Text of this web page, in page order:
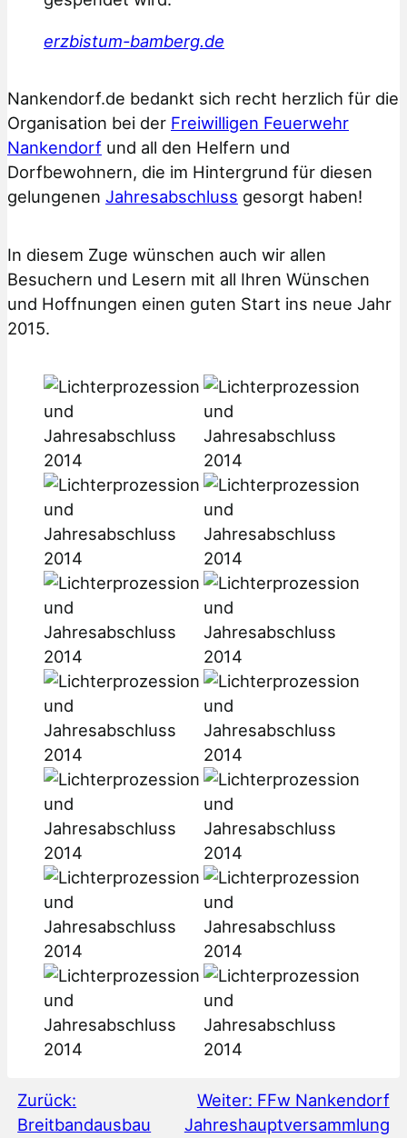
erzbistum-bamberg.de
Nankendorf.de bedankt sich recht herzlich für die
Organisation bei der Freiwilligen Feuerwehr
Nankendorf und all den Helfern und
Dorfbewohnern, die im Hintergrund für diesen
gelungenen Jahresabschluss gesorgt haben!
In diesem Zuge wünschen auch wir allen
Besuchern und Lesern mit all Ihren Wünschen
und Hoffnungen einen guten Start ins neue Jahr
2015.
Zurück:
Breitbandausbau
Weiter: FFw Nankendorf
Jahreshauptversammlung